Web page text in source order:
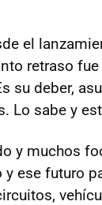
el
retraso
su deber,
Lo sabe y
y muchos
ese futuro